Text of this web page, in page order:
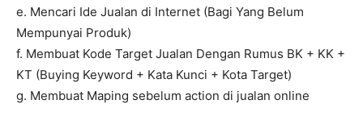
e. Mencari Ide Jualan di Internet (Bagi Yang Belum
Mempunyai Produk)
f. Membuat Kode Target Jualan Dengan Rumus BK + KK +
KT (Buying Keyword + Kata Kunci + Kota Target)
g. Membuat Maping sebelum action di jualan online